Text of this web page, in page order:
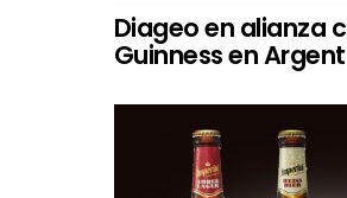
Diageo en alianza
Guinness en